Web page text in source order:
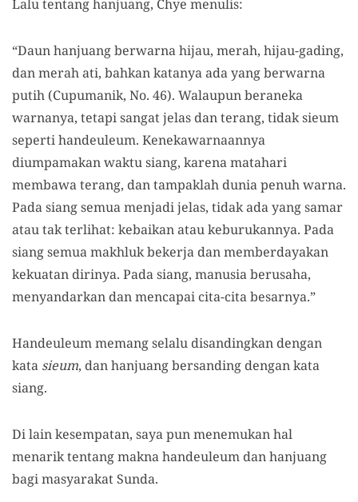
Lalu tentang hanjuang, Chye menulis:
“Daun hanjuang berwarna hijau, merah, hijau-gading,
dan merah ati, bahkan katanya ada yang berwarna
putih (Cupumanik, No. 46). Walaupun beraneka
warnanya, tetapi sangat jelas dan terang, tidak sieum
seperti handeuleum. Kenekawarnaannya
diumpamakan waktu siang, karena matahari
membawa terang, dan tampaklah dunia penuh warna.
Pada siang semua menjadi jelas, tidak ada yang samar
atau tak terlihat: kebaikan atau keburukannya. Pada
siang semua makhluk bekerja dan memberdayakan
kekuatan dirinya. Pada siang, manusia berusaha,
menyandarkan dan mencapai cita-cita besarnya.”
Handeuleum memang selalu disandingkan dengan
kata sieum, dan hanjuang bersanding dengan kata
siang.
Di lain kesempatan, saya pun menemukan hal
menarik tentang makna handeuleum dan hanjuang
bagi masyarakat Sunda.